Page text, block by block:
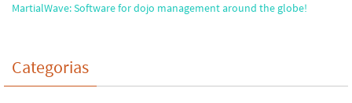
MartialWave: Software for dojo management around the globe!
Categorias